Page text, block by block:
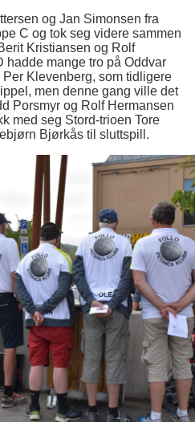
og Jan Simonsen fra
C og tok seg videre sammen
Kristiansen og Rolf
hadde mange tro på Oddvar
Klevenberg, som tidligere
men denne gang ville det
Porsmyr og Rolf Hermansen
med seg Stord-trioen Tore
Bjørkås til sluttspill.